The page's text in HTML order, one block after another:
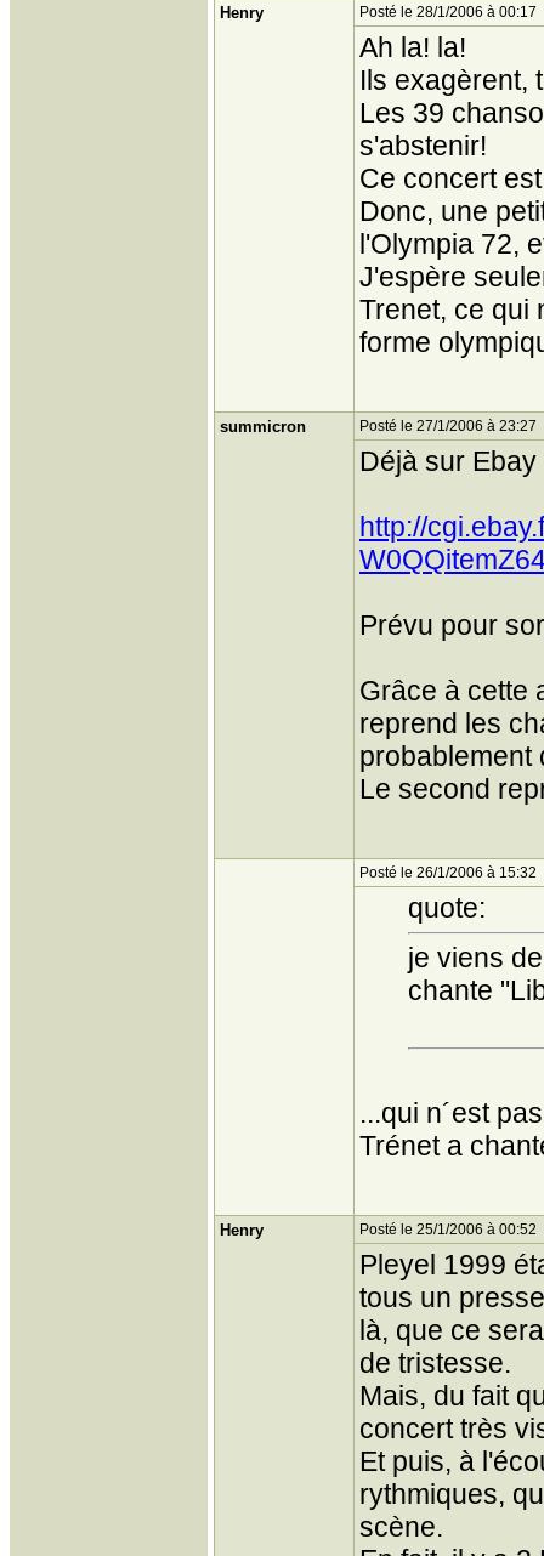
Henry Posté le 28/1/2006 à 00:17
Ah la! la!
Ils exagèrent,
Les 39
s'abstenir!
Ce concert
Donc, une
l'Olympia 72,
J'espère
Trenet, ce qui
forme
summicron Posté le 27/1/2006 à 23:27
Déjà sur Ebay
http://
Prévu pour
Grâce à cette
reprend les
probablement
Le second
Posté le 26/1/2006 à 15:32
quote:
je viens
chante
...qui n´est
Trénet a
Henry Posté le 25/1/2006 à 00:52
Pleyel 1999
tous un
là, que ce
de tristesse.
Mais, du fait
concert très
Et puis, à
rythmiques,
scène.